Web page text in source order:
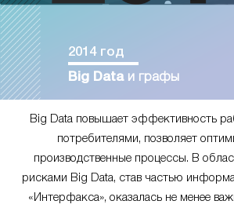
2014 год
Big Dataи графы
Big Data повышает эффективность
потребителями, позволяет
производственные процессы. В
рисками Big Data, став частью
«Интерфакса», оказалась не менее